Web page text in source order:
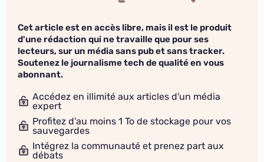
Cet article est en accès libre, mais il est le produit
d'une rédaction qui ne travaille que pour ses
lecteurs, sur un média sans pub et sans tracker.
Soutenez le journalisme tech de qualité en vous
abonnant.
Accédez en illimité aux articles d'un média
expert
Profitez d'au moins 1 To de stockage pour vos
sauvegardes
Intégrez la communauté et prenez part aux
débats